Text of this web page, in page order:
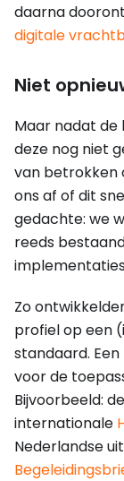
daarna
digitale
Niet
Maar nadat de
deze nog niet
van betrokken
ons af of dit
gedachte: we
reeds
Zo
profiel op een
standaard.
voor de
Bijvoorbeeld:
internationale
Nederlandse